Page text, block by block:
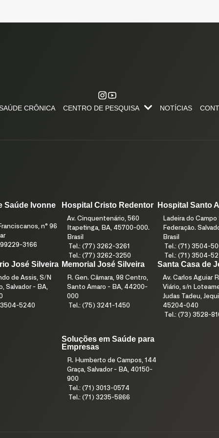
CRÔNICA CENTRO DE PESQUISA NOTÍCIAS
Saúde Ivonne
n° 96
3166
Hospital Cristo Redentor
Av. Cinquentenário, 560
Itapetinga, BA, 45700-000.
Brasil
Tel.: (77) 3262-3261
Tel.: (77) 3262-3250
Hospital Santo
Ladeira do
Federação.
Brasil
Tel.: (71) 3504-
Tel.: (71) 3504-
José Silveira
de Assis, S/N
Salvador - BA,
3504-5240
Memorial José Silveira
R. Gen. Câmara, 98 Centro,
Santo Amaro - BA, 44200-
000
Tel.: (75) 3241-1450
Santa Casa de
Av. Carlos Aguiar
Viário, s/n
Judas Tadeu,
45204-040
Tel.: (73) 3528-
Soluções em Saúde para
Empresas
R. Humberto de Campos, 144
Graça, Salvador - BA, 40150-
900
Tel.: (71) 3013-0574
Tel.: (71) 3235-5866